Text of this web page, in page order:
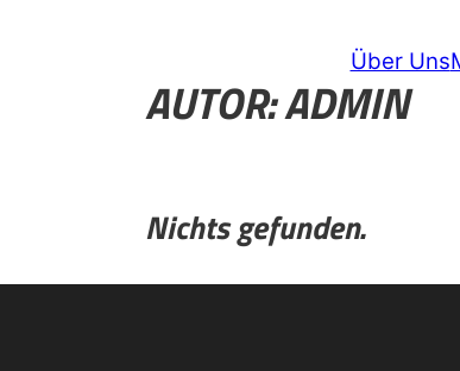
Über Uns
AUTOR:ADMIN
Nichts gefunden.